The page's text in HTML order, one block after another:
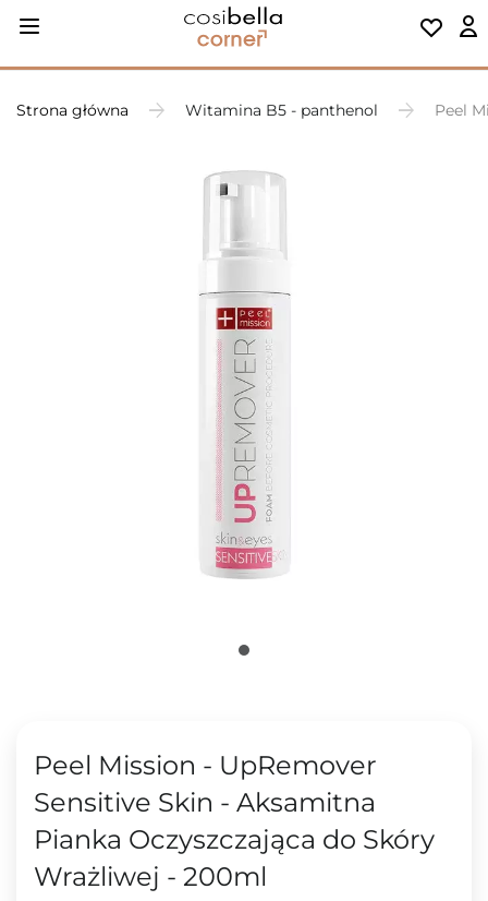
Strona główna Witamina B5 - panthenol Peel
Peel Mission - UpRemover
Sensitive Skin - Aksamitna
Pianka Oczyszczająca do Skóry
Wrażliwej - 200ml